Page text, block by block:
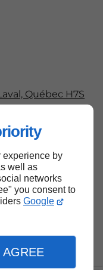
experience by
well as
networks
you consent to
Google
AGREE
Québec H7S